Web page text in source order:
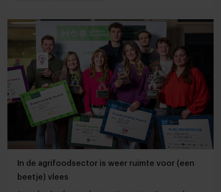
In de agrifoodsector is weer ruimte voor (een
beetje) vlees